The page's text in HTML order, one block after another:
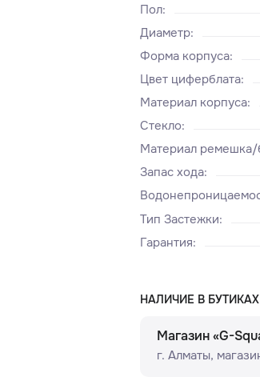
Пол:
Диаметр:
Форма корпуса:
Цвет циферблата:
Материал корпуса:
Стекло:
Материал ремешка/
Запас хода:
Тип Застежки:
Гарантия:
НАЛИЧИЕ В БУТИКАХ
Магазин «G-
г. Алматы,